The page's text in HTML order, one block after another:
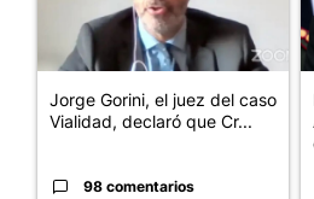
Jorge Gorini, el juez del caso
Vialidad, declaró que Cr...
98 comentarios